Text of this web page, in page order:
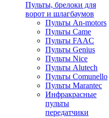
Пульты, брелоки для
ворот и шлагбаумов
Пульты An-motors
Пульты Came
Пульты FAAC
Пульты Genius
Пульты Nice
Пульты Alutech
Пульты Сomunello
Пульты Marantec
Инфракрасные
пульты
передатчики